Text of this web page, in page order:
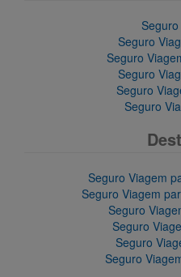
Seguro
Seguro
Seguro
Seguro
Seguro
Seguro Viagem
Seguro Viagem
Seguro
Seguro
Seguro
Seguro